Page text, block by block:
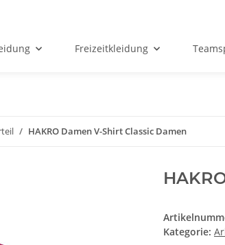
Freizeitkleidung
HAKRO Damen V-Shirt Classic Damen
Kategorie: